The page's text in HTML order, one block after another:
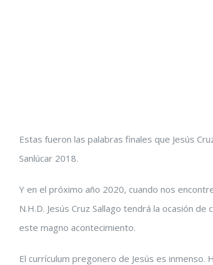
Estas fueron las palabras finales que Jesús
Sanlúcar 2018.
Y en el próximo año 2020, cuando nos
N.H.D. Jesús Cruz Sallago tendrá la ocasión
este magno acontecimiento.
El currículum pregonero de Jesús es